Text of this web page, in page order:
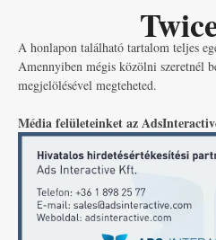
A honlapon található tartalom teljes
Amennyiben mégis közölni szeretnél
megjelölésével megteheted.
Média felületeinket az